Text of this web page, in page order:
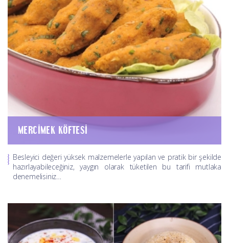
MERCIMEK KÖFTESI
Besleyici değeri yüksek malzemelerle yapılan ve pratik bir şekilde
hazırlayabileceğiniz, yaygın olarak tüketilen bu tarifi mutlaka
denemelisiniz…